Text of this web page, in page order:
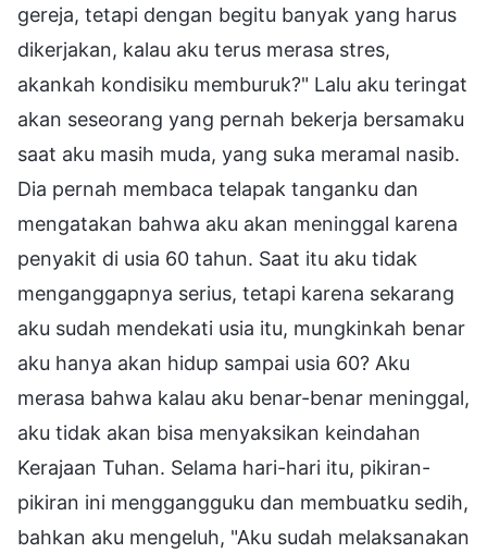
gereja, tetapi dengan begitu banyak yang harus
dikerjakan, kalau aku terus merasa stres,
akankah kondisiku memburuk?" Lalu aku teringat
akan seseorang yang pernah bekerja bersamaku
saat aku masih muda, yang suka meramal nasib.
Dia pernah membaca telapak tanganku dan
mengatakan bahwa aku akan meninggal karena
penyakit di usia 60 tahun. Saat itu aku tidak
menganggapnya serius, tetapi karena sekarang
aku sudah mendekati usia itu, mungkinkah benar
aku hanya akan hidup sampai usia 60? Aku
merasa bahwa kalau aku benar-benar meninggal,
aku tidak akan bisa menyaksikan keindahan
Kerajaan Tuhan. Selama hari-hari itu, pikiran-
pikiran ini menggangguku dan membuatku sedih,
bahkan aku mengeluh, "Aku sudah melaksanakan